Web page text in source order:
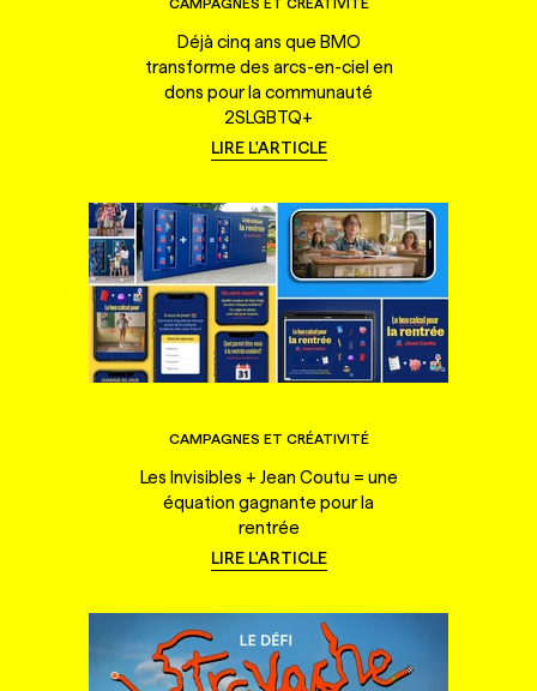
CAMPAGNES ET CRÉATIVITÉ
Déjà cinq ans que BMO
transforme des arcs-en-ciel en
dons pour la communauté
2SLGBTQ+
LIRE L'ARTICLE
CAMPAGNES ET CRÉATIVITÉ
Les Invisibles + Jean Coutu = une
équation gagnante pour la
rentrée
LIRE L'ARTICLE